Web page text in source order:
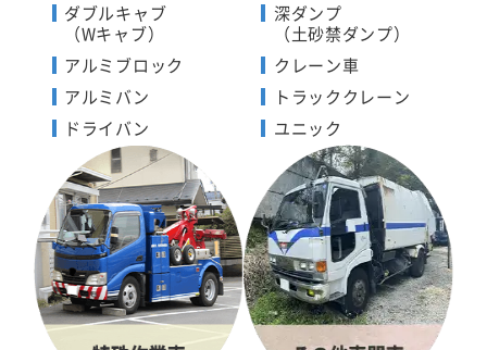
ダブルキャブ
（Wキャブ）
アルミブロック
アルミバン
ドライバン
深ダンプ
（土砂禁ダンプ）
クレーン車
トラッククレーン
ユニック